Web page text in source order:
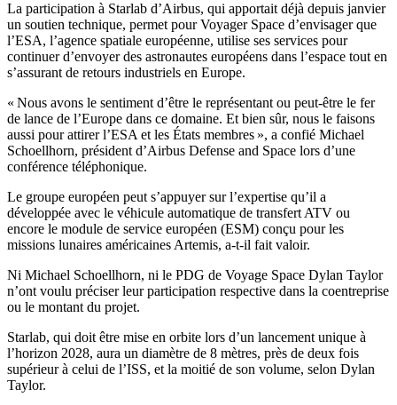
La participation à Starlab d’Airbus, qui apportait déjà depuis janvier
un soutien technique, permet pour Voyager Space d’envisager que
l’ESA, l’agence spatiale européenne, utilise ses services pour
continuer d’envoyer des astronautes européens dans l’espace tout en
s’assurant de retours industriels en Europe.
« Nous avons le sentiment d’être le représentant ou peut-être le fer
de lance de l’Europe dans ce domaine. Et bien sûr, nous le faisons
aussi pour attirer l’ESA et les États membres », a confié Michael
Schoellhorn, président d’Airbus Defense and Space lors d’une
conférence téléphonique.
Le groupe européen peut s’appuyer sur l’expertise qu’il a
développée avec le véhicule automatique de transfert ATV ou
encore le module de service européen (ESM) conçu pour les
missions lunaires américaines Artemis, a-t-il fait valoir.
Ni Michael Schoellhorn, ni le PDG de Voyage Space Dylan Taylor
n’ont voulu préciser leur participation respective dans la coentreprise
ou le montant du projet.
Starlab, qui doit être mise en orbite lors d’un lancement unique à
l’horizon 2028, aura un diamètre de 8 mètres, près de deux fois
supérieur à celui de l’ISS, et la moitié de son volume, selon Dylan
Taylor.